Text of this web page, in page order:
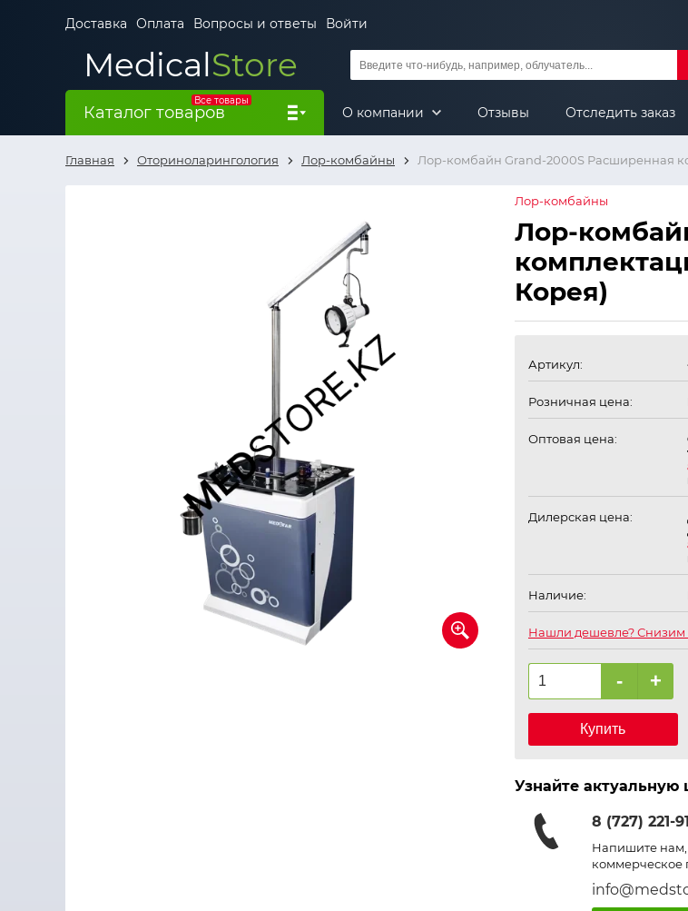
Доставка Оплата Вопросы и ответы Войти
MedicalStore
Все товары
Каталог товаров О компании Отзывы Отследить заказ
Главная Оториноларингология Лор-комбайны Лор-комбайн Grand-2000S Расширенная
Лор-комбайны
Лор-
Корея)
Артикул:
Розничная цена:
Оптовая цена:
Дилерская цена:
Наличие:
Нашли дешевле? Снизим
- +
Купить
Узнайте актуальную
8 (727) 221-
Напишите
коммерческое